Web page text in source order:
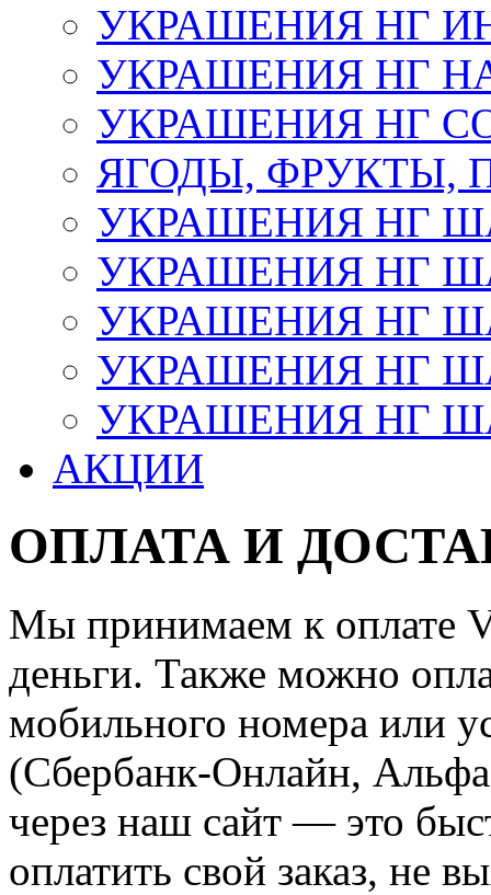
УКРАШЕНИЯ НГ
УКРАШЕНИЯ НГ
УКРАШЕНИЯ НГ
ЯГОДЫ, ФРУКТЫ,
УКРАШЕНИЯ НГ
УКРАШЕНИЯ НГ
УКРАШЕНИЯ НГ
УКРАШЕНИЯ НГ
УКРАШЕНИЯ НГ
АКЦИИ
ОПЛАТА И
Мы принимаем к оплате
деньги. Также можно
мобильного номера или
(Сбербанк-Онлайн,
через наш сайт — это
оплатить свой заказ, не